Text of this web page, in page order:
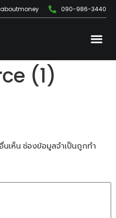
090-986-3440
(1)
นเห็น ช่องข้อมูลจำเป็นถูกทำ